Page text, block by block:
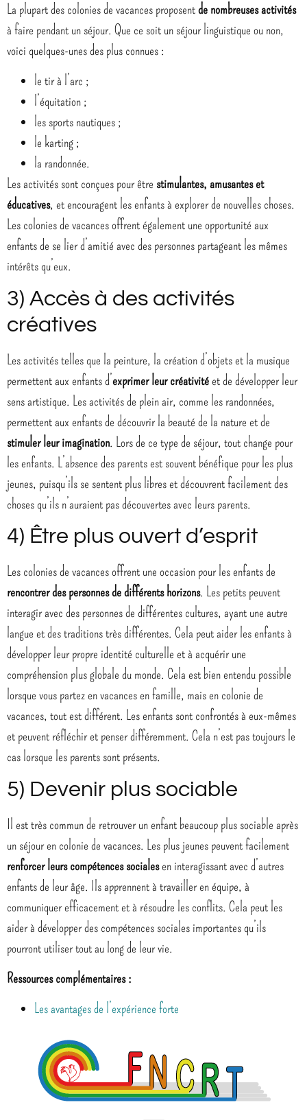
La plupart des colonies de vacances proposentde nombreuses activités
à faire pendant un séjour. Que ce soit un séjour linguistique ou non,
voici quelques-unes des plus connues :
le tir à l’arc ;
l’équitation ;
les sports nautiques ;
le karting ;
la randonnée.
Les activités sont conçues pour être stimulantes, amusantes et
éducatives, et encouragent les enfants à explorer de nouvelles choses.
Les colonies de vacances offrent également une opportunité aux
enfants de se lier d’amitié avec des personnes partageant les mêmes
intérêts qu’eux.
3) Accès à des activités
créatives
Les activités telles que la peinture, la création d’objets et la musique
permettent aux enfants d’exprimer leur créativitéet de développer leur
sens artistique. Les activités de plein air, comme les randonnées,
permettent aux enfants de découvrir la beauté de la nature et de
stimuler leur imagination. Lors de ce type de séjour, tout change pour
les enfants. L’absence des parents est souvent bénéfique pour les plus
jeunes, puisqu’ils se sentent plus libres et découvrent facilement des
choses qu’ils n’auraient pas découvertes avec leurs parents.
4) Être plus ouvert d’esprit
Les colonies de vacances offrent une occasion pour les enfants de
rencontrer des personnes de différents horizons. Les petits peuvent
interagir avec des personnes de différentes cultures, ayant une autre
langue et des traditions très différentes. Cela peut aider les enfants à
développer leur propre identité culturelle et à acquérir une
compréhension plus globale du monde. Cela est bien entendu possible
lorsque vous partez en vacances en famille, mais en colonie de
vacances, tout est différent. Les enfants sont confrontés à eux-mêmes
et peuvent réfléchir et penser différemment. Cela n’est pas toujours le
cas lorsque les parents sont présents.
5) Devenir plus sociable
Il est très commun de retrouver un enfant beaucoup plus sociable après
un séjour en colonie de vacances. Les plus jeunes peuvent facilement
renforcer leurs compétences socialesen interagissant avec d’autres
enfants de leur âge. Ils apprennent à travailler en équipe, à
communiquer efficacement et à résoudre les conflits. Cela peut les
aider à développer des compétences sociales importantes qu’ils
pourront utiliser tout au long de leur vie.
Ressources complémentaires :
Les avantages de l’expérience forte